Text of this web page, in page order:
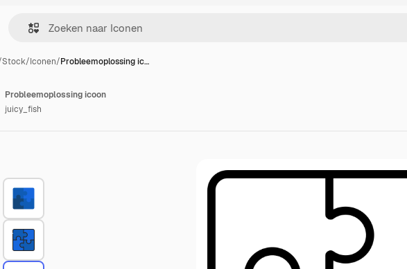
Stock/Iconen/Probleemoplossing ic…
Probleemoplossing icoon
juicy_fish